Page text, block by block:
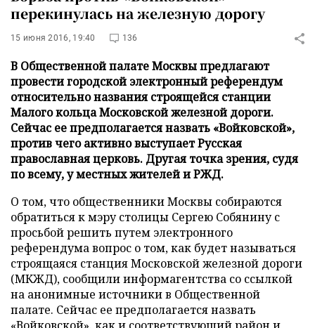
перекинулась на железную дорогу
15 июня 2016, 19:40 136
В Общественной палате Москвы предлагают
провести городской электронный референдум
относительно названия строящейся станции
Малого кольца Московской железной дороги.
Сейчас ее предполагается назвать «Войковской»,
против чего активно выступает Русская
православная церковь. Другая точка зрения, судя
по всему, у местных жителей и РЖД.
О том, что общественники Москвы собираются
обратиться к мэру столицы Сергею Собянину с
просьбой решить путем электронного
референдума вопрос о том, как будет называться
строящаяся станция Московской железной дороги
(МКЖД), сообщили информагентства со ссылкой
на анонимные источники в Общественной
палате. Сейчас ее предполагается назвать